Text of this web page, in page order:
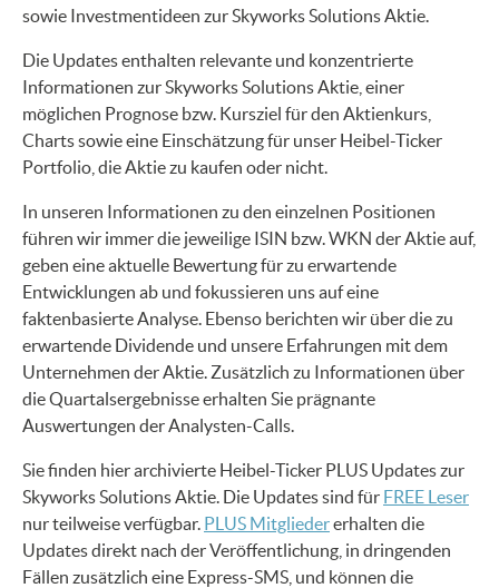
sowie Investmentideen zur Skyworks Solutions Aktie.
Die Updates enthalten relevante und konzentrierte
Informationen zur Skyworks Solutions Aktie, einer
möglichen Prognose bzw. Kursziel für den Aktienkurs,
Charts sowie eine Einschätzung für unser Heibel-Ticker
Portfolio, die Aktie zu kaufen oder nicht.
In unseren Informationen zu den einzelnen Positionen
führen wir immer die jeweilige ISIN bzw. WKN der Aktie auf,
geben eine aktuelle Bewertung für zu erwartende
Entwicklungen ab und fokussieren uns auf eine
faktenbasierte Analyse. Ebenso berichten wir über die zu
erwartende Dividende und unsere Erfahrungen mit dem
Unternehmen der Aktie. Zusätzlich zu Informationen über
die Quartalsergebnisse erhalten Sie prägnante
Auswertungen der Analysten-Calls.
Sie finden hier archivierte Heibel-Ticker PLUS Updates zur
Skyworks Solutions Aktie. Die Updates sind für FREE Leser
nur teilweise verfügbar. PLUS Mitgliedererhalten die
Updates direkt nach der Veröffentlichung, in dringenden
Fällen zusätzlich eine Express-SMS, und können die